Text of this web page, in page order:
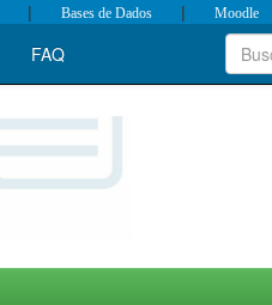
| Bases de Dados | Moodle
FAQ